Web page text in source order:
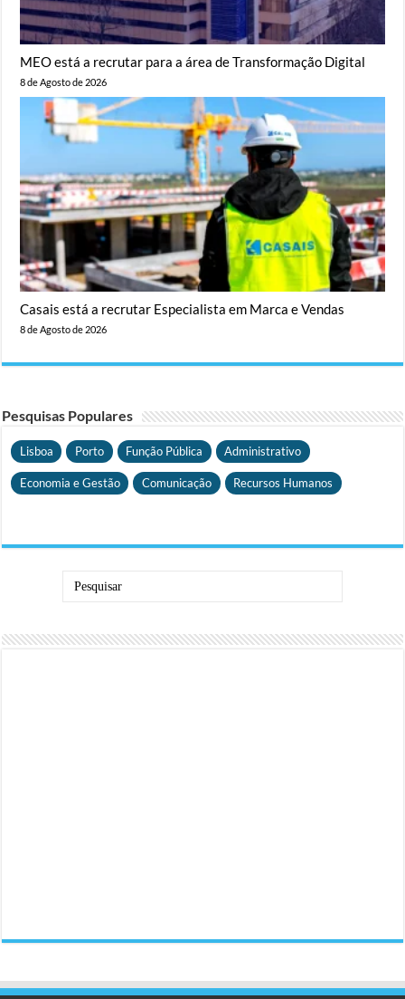
MEO está a recrutar para a área de Transformação Digital
8 de Agosto de 2026
Casais está a recrutar Especialista em Marca e Vendas
8 de Agosto de 2026
Pesquisas Populares
Lisboa Porto Função Pública Administrativo
Economia e Gestão Comunicação Recursos Humanos